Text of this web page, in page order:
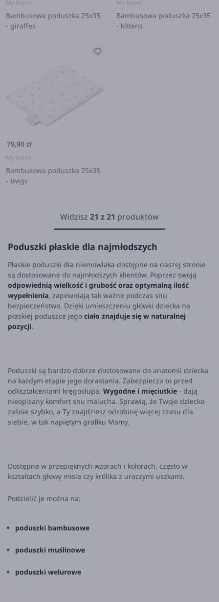
My Memi
Bambusowa poduszka 25x35
- giraffes
My Memi
Bambusowa poduszka 25x35
- kittens
79,90 zł
My Memi
Bambusowa poduszka 25x35
- twigs
Widzisz 21 z21 produktów
Poduszki płaskie dla najmłodszych
Płaskie poduszki dla niemowlaka dostępne na naszej stronie
są dostosowane do najmłodszych klientów. Poprzez swoją
odpowiednią wielkość i grubość oraz optymalną ilość
wypełnienia, zapewniają tak ważne podczas snu
bezpieczeństwo. Dzięki umieszczeniu główki dziecka na
płaskiej poduszce jego ciało znajduje się w naturalnej
pozycji.
Poduszki są bardzo dobrze dostosowane do anatomii dziecka
na każdym etapie jego dorastania. Zabezpiecza to przed
odkształceniami kręgosłupa. Wygodne i mięciutkie - dają
nieopisany komfort snu malucha. Sprawią, że Twoje dziecko
zaśnie szybko, a Ty znajdziesz odrobinę więcej czasu dla
siebie, w tak napiętym grafiku Mamy.
Dostępne w przepięknych wzorach i kolorach, często w
kształtach głowy misia czy królika z uroczymi uszkami.
Podzielić je można na:
poduszki bambusowe
poduszki muślinowe
poduszki welurowe